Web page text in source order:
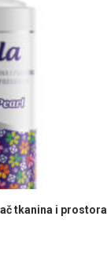
tkanina i prostora